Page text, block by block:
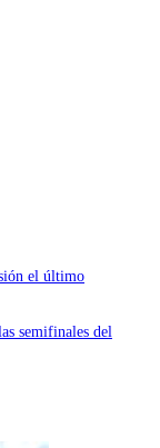
el último
semifinales del